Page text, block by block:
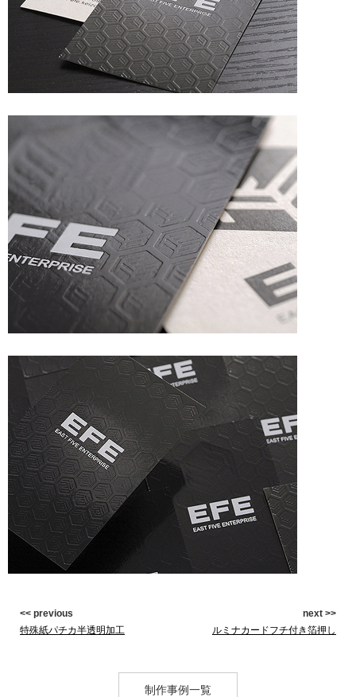
<< previous
特殊紙パチカ半透明加工
next >>
ルミナカードフチ付き箔押し
制作事例一覧